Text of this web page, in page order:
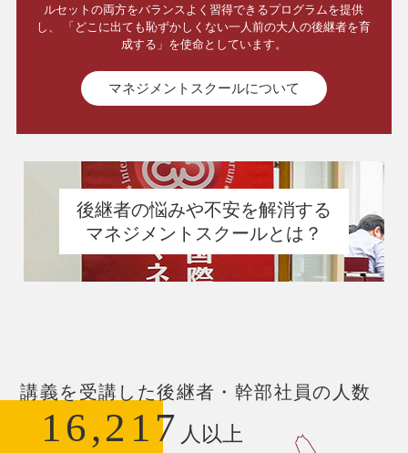
ルセットの両方をバランスよく習得できるプログラムを提供
し、
「どこに出ても恥ずかしくない一人前の大人の後継者を育
成する」を使命としています。
マネジメントスクールについて
後継者の悩みや不安を解消する
マネジメントスクールとは？
講義を受講した後継者・幹部社員の人数
16,217 人以上